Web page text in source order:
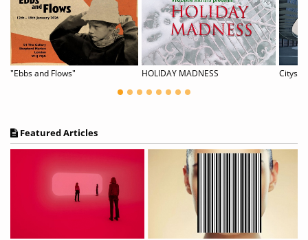
"Ebbs and Flows" HOLIDAY MADNESS
Featured Articles